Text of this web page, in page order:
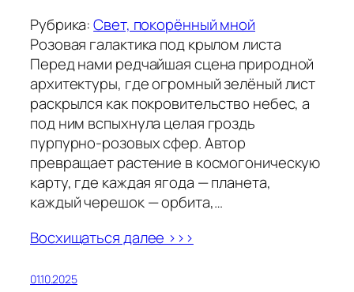
Рубрика:Свет, покорённый мной
Розовая галактика под крылом листа
Перед нами редчайшая сцена природной
архитектуры, где огромный зелёный лист
раскрылся как покровительство небес, а
под ним вспыхнула целая гроздь
пурпурно-розовых сфер. Автор
превращает растение в космогоническую
карту, где каждая ягода — планета,
каждый черешок — орбита,…
Восхищаться далее >>>
01.10.2025